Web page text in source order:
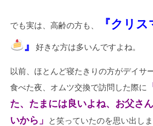
でも実は、高齢の方も、
『クリ
』好きな方は多いんですよね。
以前、ほとんど寝たきりの方がデイサ
食べた夜、オムツ交換で訪問した際に
た、たまには良いよね、お父さ
いから」
と笑っていたのを思い出しま